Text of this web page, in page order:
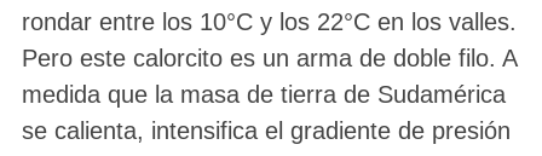
rondar entre los 10°C y los 22°C en los valles.
Pero este calorcito es un arma de doble filo. A
medida que la masa de tierra de Sudamérica
se calienta, intensifica el gradiente de presión